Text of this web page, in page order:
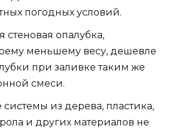
погодных условий.
опалубка,
меньшему весу, дешевле
при заливке таким же
смеси.
из дерева, пластика,
и других материалов не